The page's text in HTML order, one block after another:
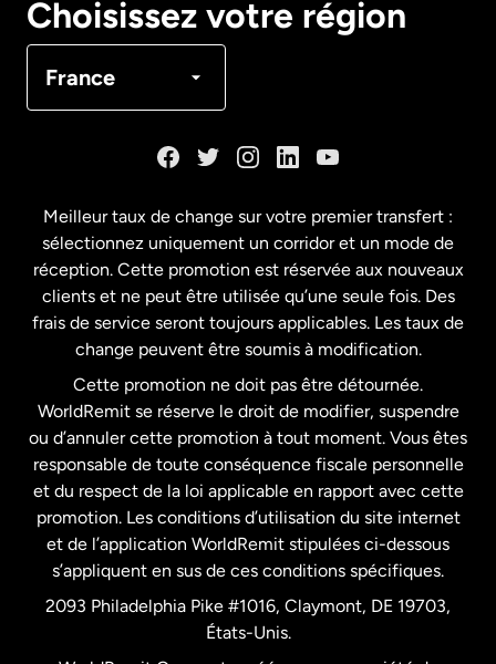
Choisissez votre région
France
Français
États-Unis English
États-Unis Español
France
Malaisie
Nouvelle-Zélande
Pays-Bas
Meilleur taux de change sur votre premier transfert :
sélectionnez uniquement un corridor et un mode de
réception. Cette promotion est réservée aux nouveaux
clients et ne peut être utilisée qu’une seule fois. Des
frais de service seront toujours applicables. Les taux de
change peuvent être soumis à modification.
Cette promotion ne doit pas être détournée.
WorldRemit se réserve le droit de modifier, suspendre
ou d’annuler cette promotion à tout moment. Vous êtes
responsable de toute conséquence fiscale personnelle
et du respect de la loi applicable en rapport avec cette
promotion. Les conditions d’utilisation du site internet
et de l’application WorldRemit stipulées ci-dessous
s’appliquent en sus de ces conditions spécifiques.
2093 Philadelphia Pike #1016, Claymont, DE 19703,
États-Unis.